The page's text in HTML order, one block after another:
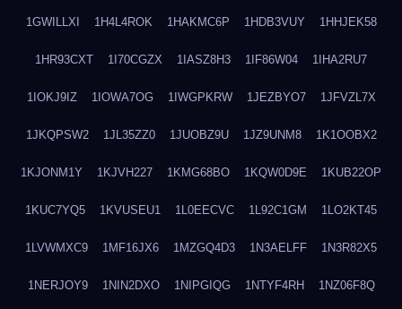
1GWILLXI 1H4L4ROK 1HAKMC6P 1HDB3VUY 1HHJEK58
1HR93CXT 1I70CGZX 1IASZ8H3 1IF86W04 1IHA2RU7
1IOKJ9IZ 1IOWA7OG 1IWGPKRW 1JEZBYO7 1JFVZL7X
1JKQPSW2 1JL35ZZ0 1JUOBZ9U 1JZ9UNM8 1K1OOBX2
1KJONM1Y 1KJVH227 1KMG68BO 1KQW0D9E 1KUB22OP
1KUC7YQ5 1KVUSEU1 1L0EECVC 1L92C1GM 1LO2KT45
1LVWMXC9 1MF16JX6 1MZGQ4D3 1N3AELFF 1N3R82X5
1NERJOY9 1NIN2DXO 1NIPGIQG 1NTYF4RH 1NZ06F8Q